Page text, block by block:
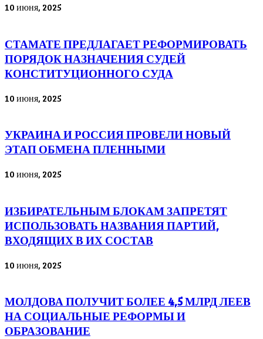
10 июня, 2025
СТАМАТЕ ПРЕДЛАГАЕТ РЕФОРМИРОВАТЬ
ПОРЯДОК НАЗНАЧЕНИЯ СУДЕЙ
КОНСТИТУЦИОННОГО СУДА
10 июня, 2025
УКРАИНА И РОССИЯ ПРОВЕЛИ НОВЫЙ
ЭТАП ОБМЕНА ПЛЕННЫМИ
10 июня, 2025
ИЗБИРАТЕЛЬНЫМ БЛОКАМ ЗАПРЕТЯТ
ИСПОЛЬЗОВАТЬ НАЗВАНИЯ ПАРТИЙ,
ВХОДЯЩИХ В ИХ СОСТАВ
10 июня, 2025
МОЛДОВА ПОЛУЧИТ БОЛЕЕ 4,5 МЛРД ЛЕЕВ
НА СОЦИАЛЬНЫЕ РЕФОРМЫ И
ОБРАЗОВАНИЕ